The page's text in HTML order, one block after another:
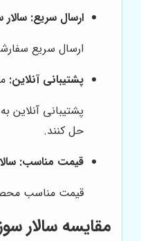
ارسال سریع:
ارسال سریع
پشتیبانی آنلاین:
پشتیبانی
حل کنند.
قیمت مناسب:
قیمت مناسب
مقایسه سالار